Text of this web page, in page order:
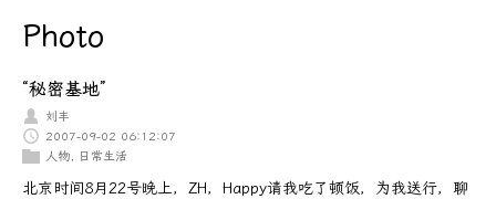
Photo
“秘密基地”
刘丰
2007-09-02 06:12:07
人物, 日常生活
北京时间8月22号晚上，ZH，Happy请我吃了顿饭，为我送行，聊